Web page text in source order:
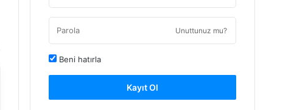
Unuttunuz mu?
Beni hatırla
Kayıt Ol